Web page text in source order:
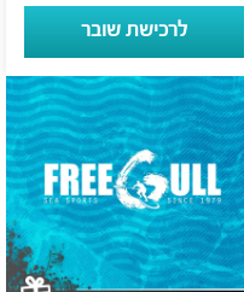
לרכישת שובר